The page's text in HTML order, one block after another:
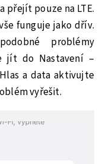
přejít pouze na LTE.
funguje jako dřív.
problémy
jít do Nastavení –
a data aktivujte
vyřešit.